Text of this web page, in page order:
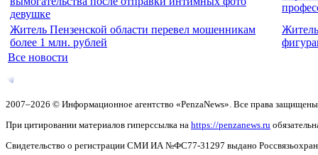
девушке
Житель Пензенской области перевел мошенникам
более 1 млн. рублей
Все новости
2007–2026 © Информационное агентство «PenzaNews». Все права
При цитировании материалов гиперссылка на https://penzanews.ru
Свидетельство о регистрации СМИ ИА №ФС77-31297 выдано